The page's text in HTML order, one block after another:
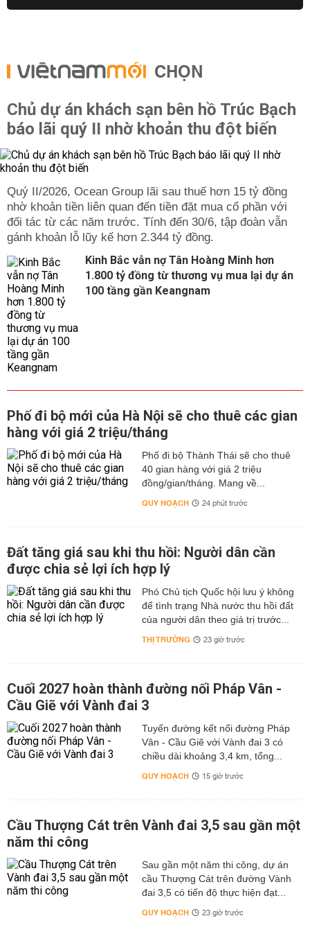
CHỌN
Chủ dự án khách sạn bên hồ Trúc Bạch
báo lãi quý II nhờ khoản thu đột biến
Quý II/2026, Ocean Group lãi sau thuế hơn 15 tỷ đồng
nhờ khoản tiền liên quan đến tiền đặt mua cổ phần với
đối tác từ các năm trước. Tính đến 30/6, tập đoàn vẫn
gánh khoản lỗ lũy kế hơn 2.344 tỷ đồng.
Kinh Bắc vẫn nợ Tân Hoàng Minh hơn
1.800 tỷ đồng từ thương vụ mua lại dự án
100 tầng gần Keangnam
Phố đi bộ mới của Hà Nội sẽ cho thuê các gian
hàng với giá 2 triệu/tháng
Phố đi bộ Thành Thái sẽ cho thuê
40 gian hàng với giá 2 triệu
đồng/gian/tháng. Mang về...
QUY HOẠCH 24 phút trước
Đất tăng giá sau khi thu hồi: Người dân cần
được chia sẻ lợi ích hợp lý
Phó Chủ tịch Quốc hội lưu ý không
để tình trạng Nhà nước thu hồi đất
của người dân theo giá trị trước...
THỊ TRƯỜNG 23 giờ trước
Cuối 2027 hoàn thành đường nối Pháp Vân -
Cầu Giẽ với Vành đai 3
Tuyến đường kết nối đường Pháp
Vân - Cầu Giẽ với Vành đai 3 có
chiều dài khoảng 3,4 km, tổng...
QUY HOẠCH 15 giờ trước
Cầu Thượng Cát trên Vành đai 3,5 sau gần một
năm thi công
Sau gần một năm thi công, dự án
cầu Thượng Cát trên đường Vành
đai 3,5 có tiến độ thực hiện đạt...
QUY HOẠCH 23 giờ trước